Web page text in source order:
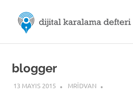
content
blogger
13 MAYIS 2015 MRIDVAN